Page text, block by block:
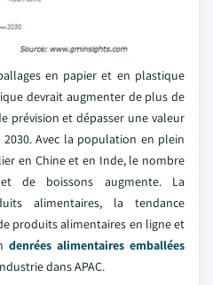
en papier et en plastique
devrait augmenter de plus de
prévision et dépasser une valeur
Avec la population en plein
en Chine et en Inde, le nombre
de boissons augmente. La
alimentaires, la tendance
produits alimentaires en ligne et
denrées alimentaires emballées
dans APAC.